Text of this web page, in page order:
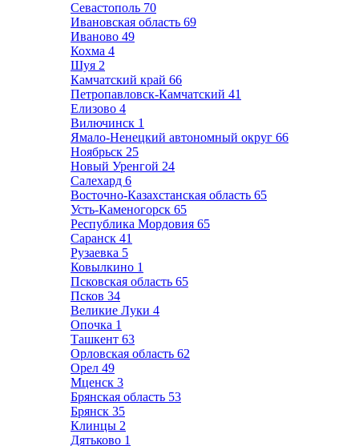
Севастополь 70
Ивановская область 69
Иваново 49
Кохма 4
Шуя 2
Камчатский край 66
Петропавловск-Камчатский 41
Елизово 4
Вилючинск 1
Ямало-Ненецкий автономный округ 66
Ноябрьск 25
Новый Уренгой 24
Салехард 6
Восточно-Казахстанская область 65
Усть-Каменогорск 65
Республика Мордовия 65
Саранск 41
Рузаевка 5
Ковылкино 1
Псковская область 65
Псков 34
Великие Луки 4
Опочка 1
Ташкент 63
Орловская область 62
Орел 49
Мценск 3
Брянская область 53
Брянск 35
Клинцы 2
Дятьково 1